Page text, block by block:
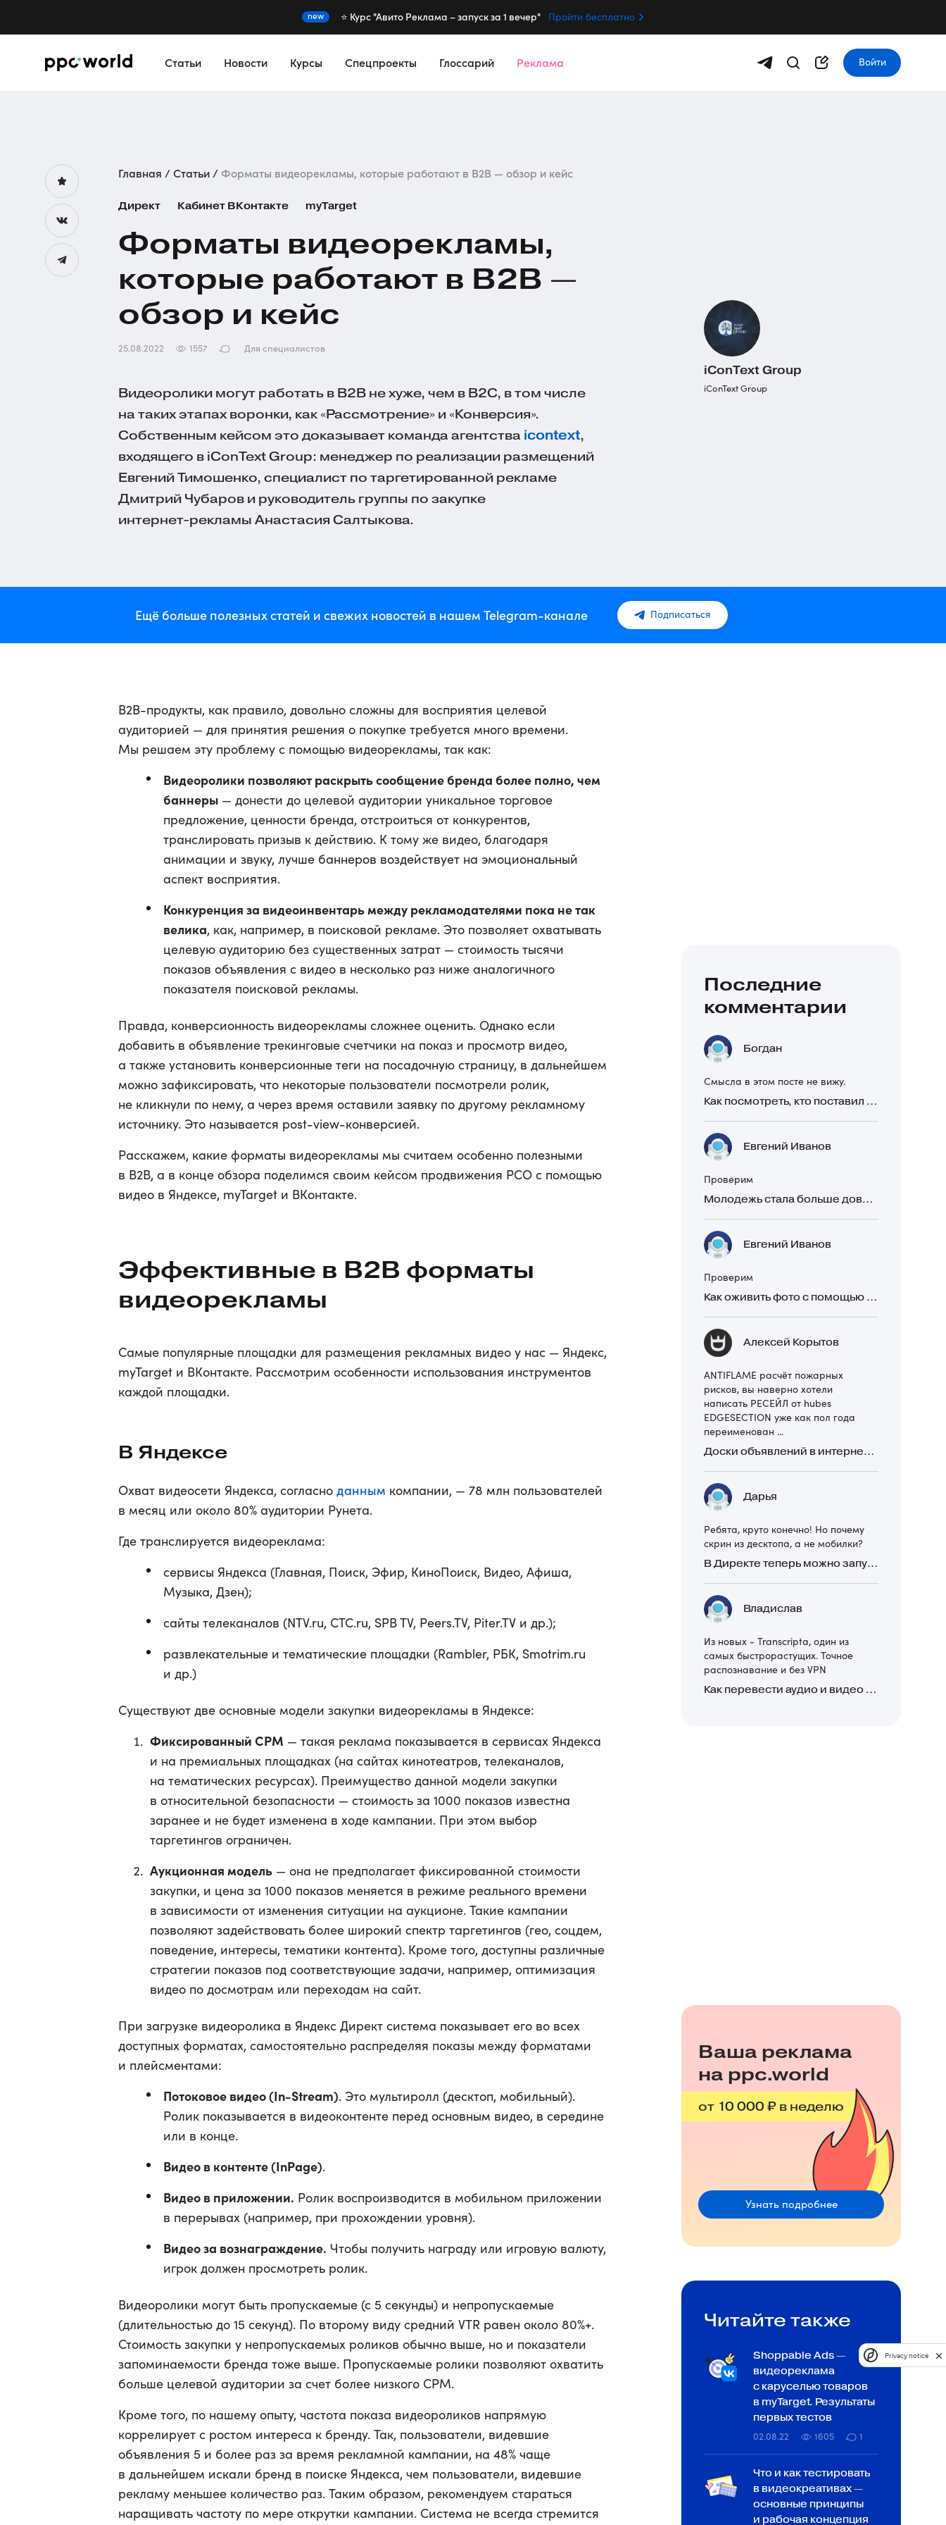
new ⭐️ Курс "Авито Реклама – запуск за 1 вечер" Пройти бесплатно
Статьи Новости Курсы Спецпроекты Глоссарий Реклама Войти
Главная Статьи Форматы видеорекламы, которые работают в B2B — обзор и кейс
Директ Кабинет ВКонтакте myTarget
Форматы видеорекламы,
которые работают в B2B —
обзор и кейс
25.08.2022 1557 Для специалистов
Видеоролики могут работать в B2B не хуже, чем в B2C, в том числе
на таких этапах воронки, как «Рассмотрение» и «Конверсия».
Собственным кейсом это доказывает команда агентства icontext,
входящего в iConText Group: менеджер по реализации размещений
Евгений Тимошенко, специалист по таргетированной рекламе
Дмитрий Чубаров и руководитель группы по закупке
интернет-рекламы Анастасия Салтыкова.
iConText Group
iConText Group
Ещё больше полезных статей и свежих новостей в нашем Telegram-канале Подписаться
B2B-продукты, как правило, довольно сложны для восприятия целевой
аудиторией — для принятия решения о покупке требуется много времени.
Мы решаем эту проблему с помощью видеорекламы, так как:
Видеоролики позволяют раскрыть сообщение бренда более полно, чем
баннеры — донести до целевой аудитории уникальное торговое
предложение, ценности бренда, отстроиться от конкурентов,
транслировать призыв к действию. К тому же видео, благодаря
анимации и звуку, лучше баннеров воздействует на эмоциональный
аспект восприятия.
Конкуренция за видеоинвентарь между рекламодателями пока не так
велика, как, например, в поисковой рекламе. Это позволяет охватывать
целевую аудиторию без существенных затрат — стоимость тысячи
показов объявления с видео в несколько раз ниже аналогичного
показателя поисковой рекламы.
Правда, конверсионность видеорекламы сложнее оценить. Однако если
добавить в объявление трекинговые счетчики на показ и просмотр видео,
а также установить конверсионные теги на посадочную страницу, в дальнейшем
можно зафиксировать, что некоторые пользователи посмотрели ролик,
не кликнули по нему, а через время оставили заявку по другому рекламному
источнику. Это называется post-view-конверсией.
Расскажем, какие форматы видеорекламы мы считаем особенно полезными
в B2B, а в конце обзора поделимся своим кейсом продвижения РСО с помощью
видео в Яндексе, myTarget и ВКонтакте.
Эффективные в B2B форматы
видеорекламы
Самые популярные площадки для размещения рекламных видео у нас — Яндекс,
myTarget и ВКонтакте. Рассмотрим особенности использования инструментов
каждой площадки.
В Яндексе
Охват видеосети Яндекса, согласно данным компании, — 78 млн пользователей
в месяц или около 80% аудитории Рунета.
Где транслируется видеореклама:
сервисы Яндекса (Главная, Поиск, Эфир, КиноПоиск, Видео, Афиша,
Музыка, Дзен);
сайты телеканалов (NTV.ru, CTC.ru, SPB TV, Peers.TV, Piter.TV и др.);
развлекательные и тематические площадки (Rambler, РБК, Smotrim.ru
и др.)
Существуют две основные модели закупки видеорекламы в Яндексе:
Фиксированный CPM — такая реклама показывается в сервисах Яндекса
и на премиальных площадках (на сайтах кинотеатров, телеканалов,
на тематических ресурсах). Преимущество данной модели закупки
в относительной безопасности — стоимость за 1000 показов известна
заранее и не будет изменена в ходе кампании. При этом выбор
таргетингов ограничен.
Аукционная модель — она не предполагает фиксированной стоимости
закупки, и цена за 1000 показов меняется в режиме реального времени
в зависимости от изменения ситуации на аукционе. Такие кампании
позволяют задействовать более широкий спектр таргетингов (гео, соцдем,
поведение, интересы, тематики контента). Кроме того, доступны различные
стратегии показов под соответствующие задачи, например, оптимизация
видео по досмотрам или переходам на сайт.
При загрузке видеоролика в Яндекс Директ система показывает его во всех
доступных форматах, самостоятельно распределяя показы между форматами
и плейсментами:
Потоковое видео (In-Stream). Это мультиролл (десктоп, мобильный).
Ролик показывается в видеоконтенте перед основным видео, в середине
или в конце.
Видео в контенте (InPage).
Видео в приложении. Ролик воспроизводится в мобильном приложении
в перерывах (например, при прохождении уровня).
Видео за вознаграждение. Чтобы получить награду или игровую валюту,
игрок должен просмотреть ролик.
Видеоролики могут быть пропускаемые (с 5 секунды) и непропускаемые
(длительностью до 15 секунд). По второму виду средний VTR равен около 80%+.
Стоимость закупки у непропускаемых роликов обычно выше, но и показатели
запоминаемости бренда тоже выше. Пропускаемые ролики позволяют охватить
больше целевой аудитории за счет более низкого CPM.
Кроме того, по нашему опыту, частота показа видеороликов напрямую
коррелирует с ростом интереса к бренду. Так, пользователи, видевшие
объявления 5 и более раз за время рекламной кампании, на 48% чаще
в дальнейшем искали бренд в поиске Яндекса, чем пользователи, видевшие
рекламу меньшее количество раз. Таким образом, рекомендуем стараться
наращивать частоту по мере открутки кампании. Система не всегда стремится
Последние
комментарии
Богдан
Смысла в этом посте не вижу.
Как посмотреть, кто поставил реакцию в Telegram
Евгений Иванов
Проверим
Молодежь стала больше доверять рекомендациям в закрытых Telegram-чатах, чем официальной рекламе
Евгений Иванов
Проверим
Как оживить фото с помощью нейросетей в 2026 году: 17 бесплатных онлайн-сервисов, приложений и ботов
Алексей Корытов
ANTIFLAME расчёт пожарных
рисков, вы наверно хотели
написать РЕСЕЙЛ от hubes
EDGESECTION уже как пол года
переименован ...
Доски объявлений в интернете: какие лучше и безопаснее? Сравниваем 5 популярных
Дарья
Ребята, круто конечно! Но почему
скрин из десктопа, а не мобилки?
В Директе теперь можно запускать Премиум-билборд для мобильных устройств
Владислав
Из новых - Transcripta, один из
самых быстрорастущих. Точное
распознавание и без VPN
Как перевести аудио и видео в текст: обзор 24 нейросетей, программ и сервисов для транскрибации
Ваша реклама
на ppc.world
от 10 000 ₽ в неделю
Узнать подробнее
Читайте также
Shoppable Ads —
видеореклама
с каруселью товаров
в myTarget. Результаты
первых тестов
02.08.22 1605 1
Что и как тестировать
в видеокреативах —
основные принципы
и рабочая концепция
Privacy notice